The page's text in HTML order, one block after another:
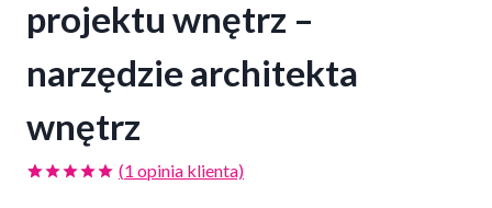
projektu wnętrz –
narzędzie architekta
wnętrz
(1 opinia klienta)